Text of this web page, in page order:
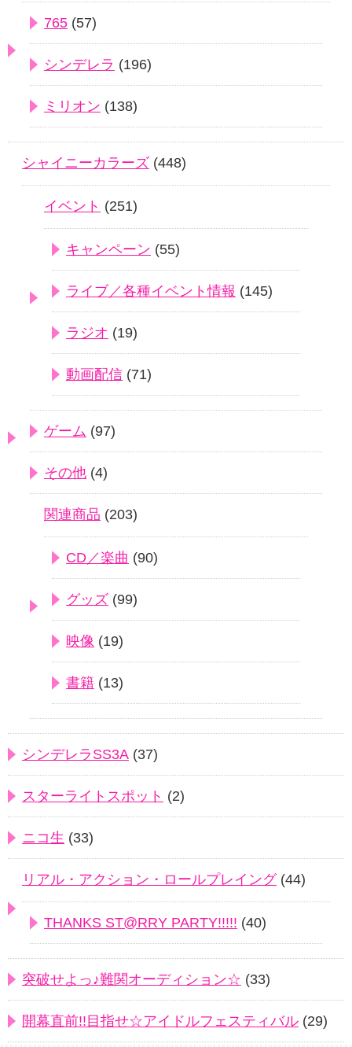
765 (57)
シンデレラ (196)
ミリオン (138)
シャイニーカラーズ (448)
イベント (251)
キャンペーン (55)
ライブ／各種イベント情報 (145)
ラジオ (19)
動画配信 (71)
ゲーム (97)
その他 (4)
関連商品 (203)
CD／楽曲 (90)
グッズ (99)
映像 (19)
書籍 (13)
シンデレラSS3A (37)
スターライトスポット (2)
ニコ生 (33)
リアル・アクション・ロールプレイング(44)
THANKS ST@RRY PARTY!!!!! (40)
突破せよっ♪難関オーディション☆ (33)
開幕直前!!目指せ☆アイドルフェスティバル (29)